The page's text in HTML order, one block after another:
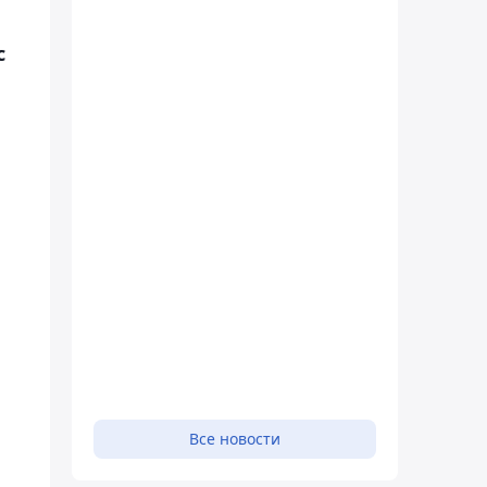
Все новости